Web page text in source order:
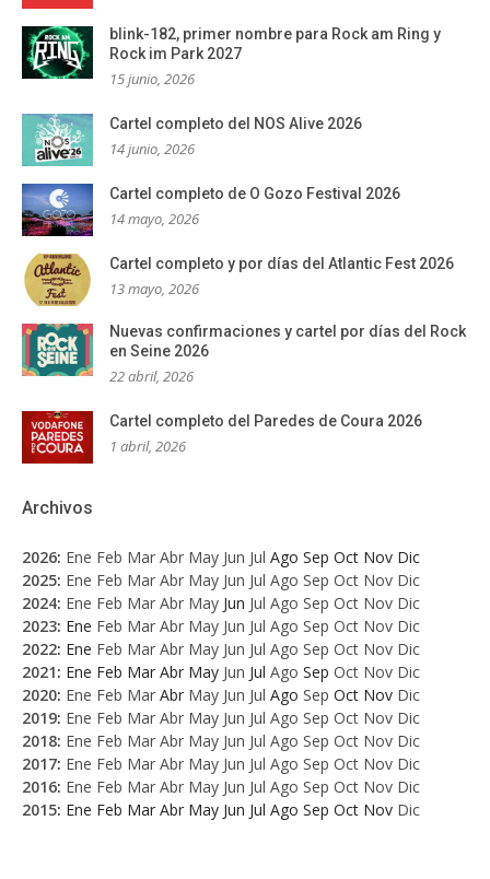
blink-182, primer nombre para Rock am Ring y
Rock im Park 2027
15 junio, 2026
Cartel completo del NOS Alive 2026
14 junio, 2026
Cartel completo de O Gozo Festival 2026
14 mayo, 2026
Cartel completo y por días del Atlantic Fest 2026
13 mayo, 2026
Nuevas confirmaciones y cartel por días del Rock
en Seine 2026
22 abril, 2026
Cartel completo del Paredes de Coura 2026
1 abril, 2026
Archivos
2026: Ene Feb Mar Abr May Jun Jul Ago Sep Oct Nov Dic
2025: Ene Feb Mar Abr May Jun Jul Ago Sep Oct Nov Dic
2024: Ene Feb Mar Abr May Jun Jul Ago Sep Oct Nov Dic
2023: Ene Feb Mar Abr May Jun Jul Ago Sep Oct Nov Dic
2022: Ene Feb Mar Abr May Jun Jul Ago Sep Oct Nov Dic
2021: Ene Feb Mar Abr May Jun Jul Ago Sep Oct Nov Dic
2020: Ene Feb Mar Abr May Jun Jul Ago Sep Oct Nov Dic
2019: Ene Feb Mar Abr May Jun Jul Ago Sep Oct Nov Dic
2018: Ene Feb Mar Abr May Jun Jul Ago Sep Oct Nov Dic
2017: Ene Feb Mar Abr May Jun Jul Ago Sep Oct Nov Dic
2016: Ene Feb Mar Abr May Jun Jul Ago Sep Oct Nov Dic
2015: Ene Feb Mar Abr May Jun Jul Ago Sep Oct Nov Dic